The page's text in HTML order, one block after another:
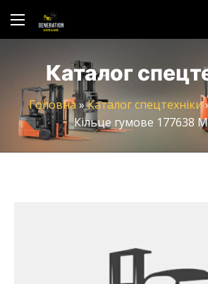
Каталог
Головна»Каталог спецтехніки
Кільце гумове 177638